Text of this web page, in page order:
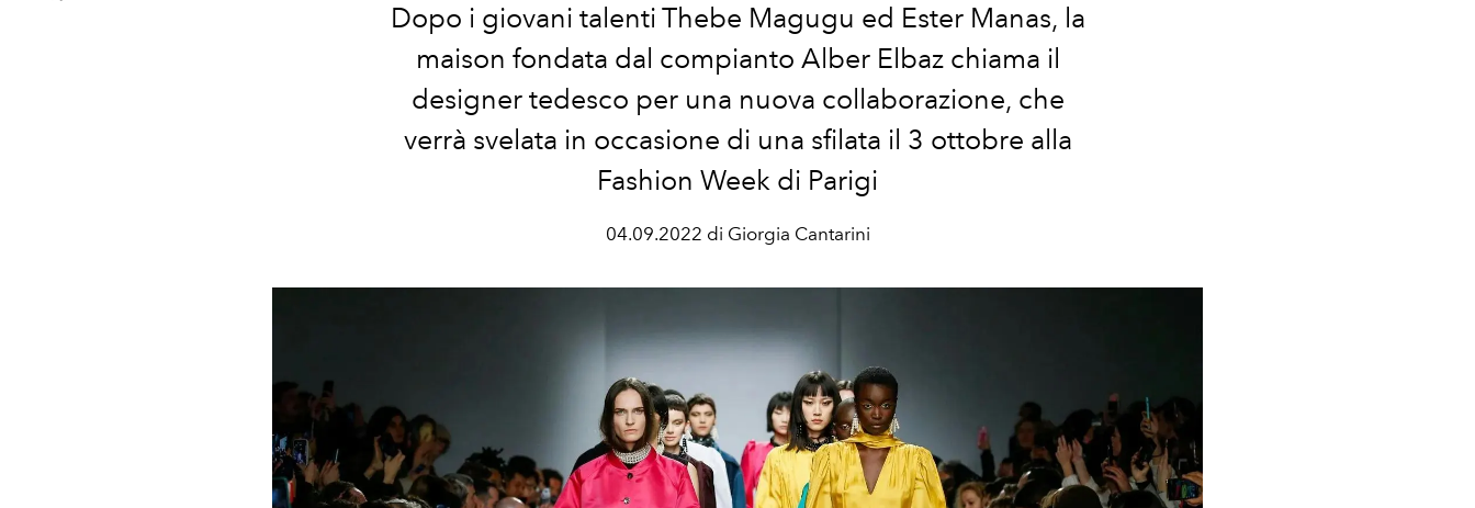
Dopo i giovani talenti Thebe Magugu ed Ester Manas, la
maison fondata dal compianto Alber Elbaz chiama il
designer tedesco per una nuova collaborazione, che
verrà svelata in occasione di una sfilata il 3 ottobre alla
Fashion Week di Parigi
04.09.2022 di Giorgia Cantarini